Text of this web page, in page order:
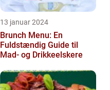
13 januar 2024
Brunch Menu: En
Fuldstændig Guide til
Mad- og Drikkeelskere